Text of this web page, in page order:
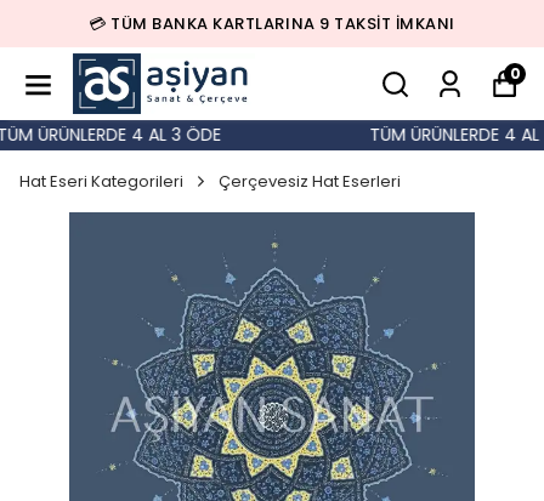
💳 TÜM BANKA KARTLARINA 9 TAKSİT İMKANI
0
ÜRÜNLERDE 4 AL 3 ÖDE TÜM ÜRÜNLERDE 4 AL
Hat Eseri Kategorileri Çerçevesiz Hat Eserleri